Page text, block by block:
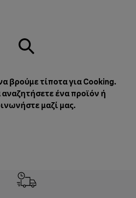
βρούμε τίποτα για Cooking.
ένα προϊόν ή
μαζί μας.